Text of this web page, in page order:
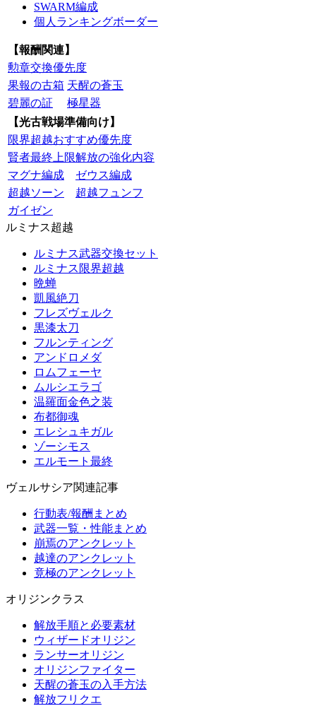
SWARM編成
個人ランキングボーダー
【報酬関連】
勲章交換優先度
果報の古箱 天醒の蒼玉
碧麗の証
極星器
【光古戦場準備向け】
限界超越おすすめ優先度
賢者最終上限解放の強化内容
マグナ編成
ゼウス編成
超越ソーン
超越フュンフ
ガイゼン
ルミナス超越
ルミナス武器交換セット
ルミナス限界超越
晩蝉
凱風絶刀
フレズヴェルク
黒漆太刀
フルンティング
アンドロメダ
ロムフェーヤ
ムルシエラゴ
温羅面金色之装
布都御魂
エレシュキガル
ゾーシモス
エルモート最終
ヴェルサシア関連記事
行動表/報酬まとめ
武器一覧・性能まとめ
崩焉のアンクレット
越達のアンクレット
竟極のアンクレット
オリジンクラス
解放手順と必要素材
ウィザードオリジン
ランサーオリジン
オリジンファイター
天醒の蒼玉の入手方法
解放フリクエ